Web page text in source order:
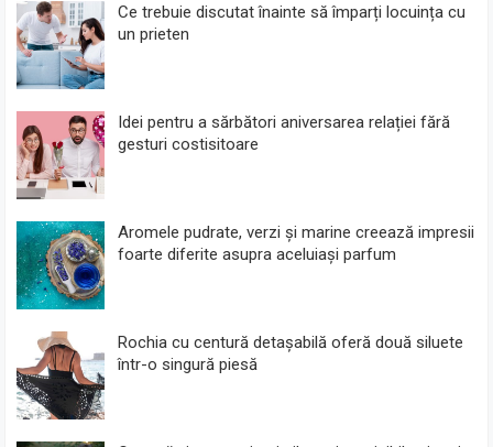
Ce trebuie discutat înainte să împarți locuința cu
un prieten
Idei pentru a sărbători aniversarea relației fără
gesturi costisitoare
Aromele pudrate, verzi și marine creează impresii
foarte diferite asupra aceluiași parfum
Rochia cu centură detașabilă oferă două siluete
într-o singură piesă